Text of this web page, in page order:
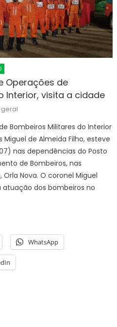
Operações de
Interior, visita a cidade
Bombeiros Militares do Interior
Miguel de Almeida Filho, esteve
nas dependências do Posto
de Bombeiros, nas
Nova. O coronel Miguel
atuação dos bombeiros no
WhatsApp